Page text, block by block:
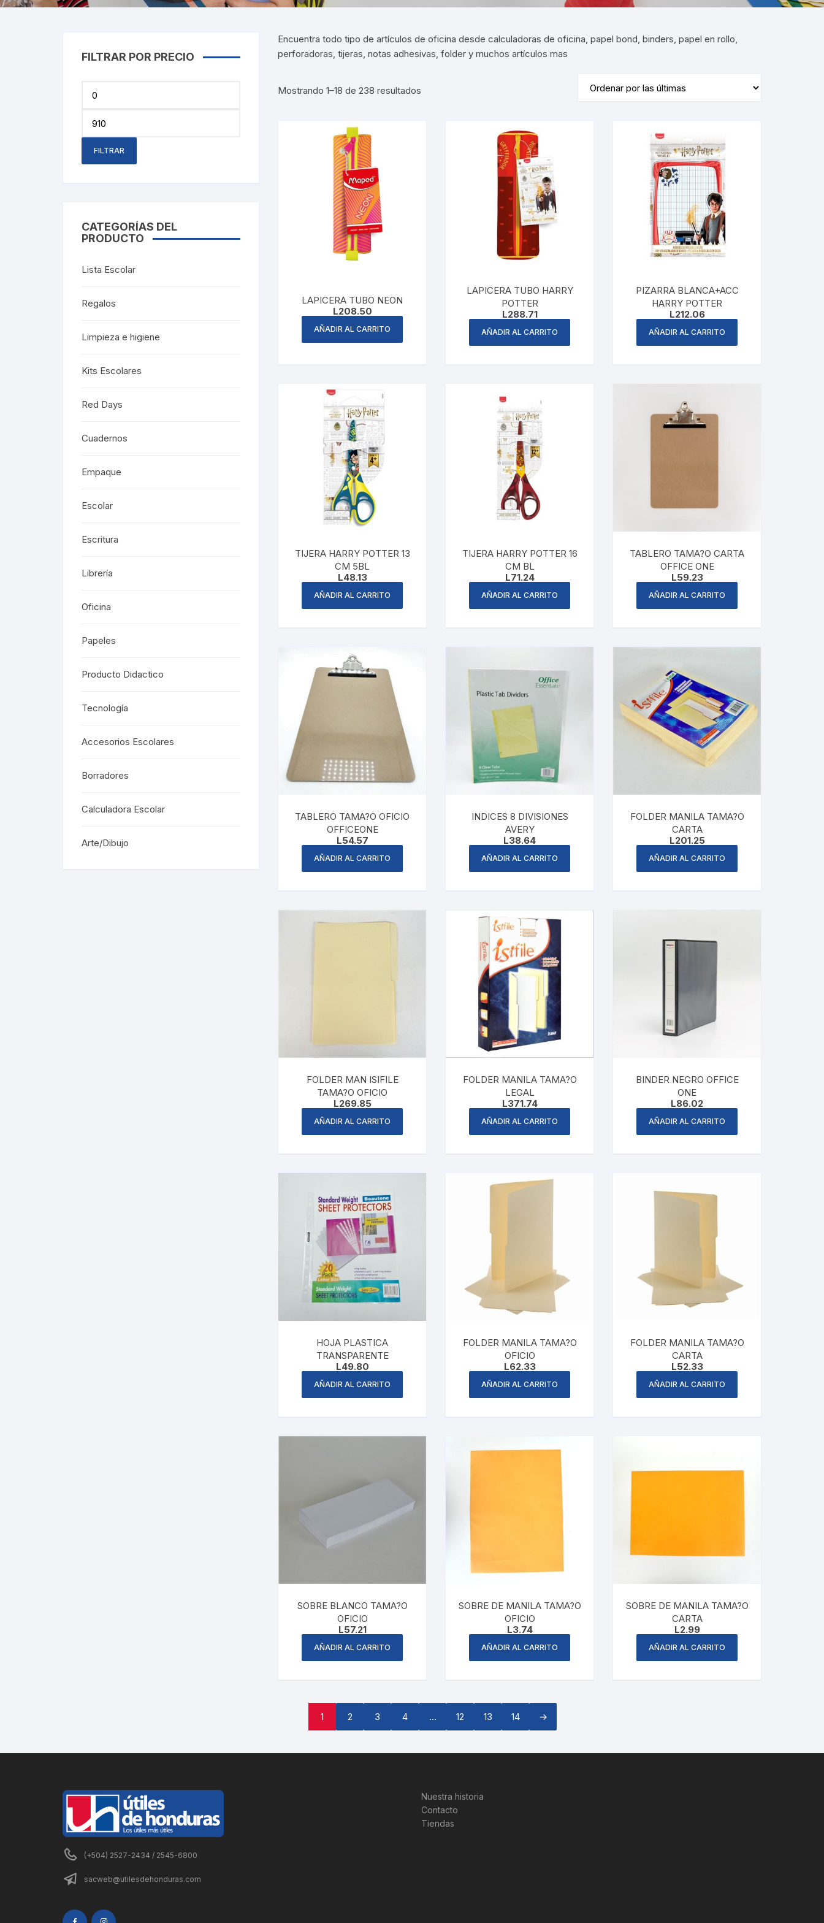
Sacapuntas
Gomas y Pegamentos
Marcadores Escolares
Perforadoras
Gafetes
Respaldo de Energía
Encuentra todo tipo de artículos de oficina desde calculadoras de oficina, papel bond, binders, papel en rollo,
perforadoras, tijeras, notas adhesivas, folder y muchos artículos mas
Mostrando 1–18 de 238 resultados
LAPICERA TUBO NEON
L208.50
AÑADIR AL CARRITO
LAPICERA TUBO HARRY
POTTER
L288.71
AÑADIR AL CARRITO
PIZARRA BLANCA+ACC
HARRY POTTER
L212.06
AÑADIR AL CARRITO
TIJERA HARRY POTTER 13
CM 5BL
L48.13
AÑADIR AL CARRITO
TIJERA HARRY POTTER 16
CM BL
L71.24
AÑADIR AL CARRITO
TABLERO TAMA?O CARTA
OFFICE ONE
L59.23
AÑADIR AL CARRITO
TABLERO TAMA?O OFICIO
OFFICEONE
L54.57
AÑADIR AL CARRITO
INDICES 8 DIVISIONES
AVERY
L38.64
AÑADIR AL CARRITO
FOLDER MANILA TAMA?O
CARTA
L201.25
AÑADIR AL CARRITO
FOLDER MAN ISIFILE
TAMA?O OFICIO
L269.85
AÑADIR AL CARRITO
FOLDER MANILA TAMA?O
LEGAL
L371.74
AÑADIR AL CARRITO
BINDER NEGRO OFFICE
ONE
L86.02
AÑADIR AL CARRITO
HOJA PLASTICA
TRANSPARENTE
L49.80
AÑADIR AL CARRITO
FOLDER MANILA TAMA?O
OFICIO
L62.33
AÑADIR AL CARRITO
FOLDER MANILA TAMA?O
CARTA
L52.33
AÑADIR AL CARRITO
SOBRE BLANCO TAMA?O
OFICIO
L57.21
AÑADIR AL CARRITO
SOBRE DE MANILA TAMA?O
OFICIO
L3.74
AÑADIR AL CARRITO
SOBRE DE MANILA TAMA?O
CARTA
L2.99
AÑADIR AL CARRITO
1 2 3 4 … 12 13 14 →
FILTRAR POR PRECIO
mínimo
máximo
FILTRAR
CATEGORÍAS DEL
PRODUCTO
Lista Escolar
Regalos
Limpieza e higiene
Kits Escolares
Red Days
Cuadernos
Empaque
Escolar
Escritura
Librería
Oficina
Papeles
Producto Didactico
Tecnología
Accesorios Escolares
Borradores
Calculadora Escolar
Arte/Dibujo
(+504) 2527-2434 / 2545-6800
sacweb@utilesdehonduras.com
Nuestra historia
Contacto
Tiendas